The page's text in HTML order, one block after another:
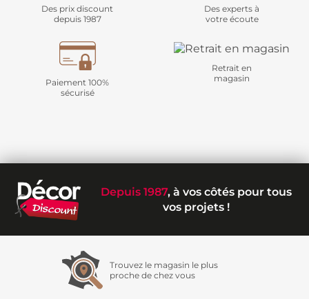
Des prix discount
depuis 1987
Des experts à
votre écoute
Paiement 100%
sécurisé
Retrait en
magasin
Depuis 1987, à vos côtés pour tous
vos projets !
Trouvez le magasin le plus
proche de chez vous